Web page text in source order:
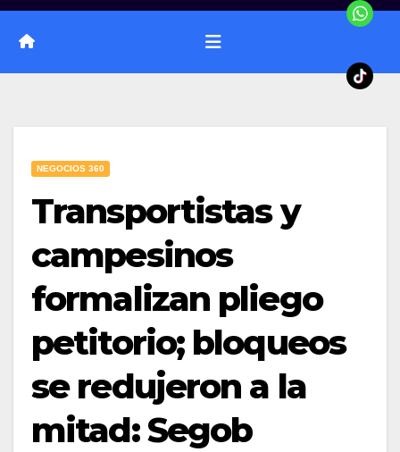
NEGOCIOS 360
Transportistas y
campesinos
formalizan pliego
petitorio; bloqueos
se redujeron a la
mitad: Segob